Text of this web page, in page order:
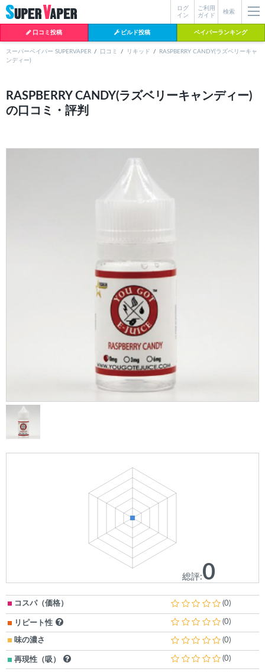
検索
ご利用
ガイド
ログ
イン
口コミ投稿 ビルド投稿 ベイパーランキング
よく検索されているワード
BI-SO（ビソー）
スーパーベイパー SUPERVAPER 口コミ リキッド
RASPBERRY CANDY(ラズベリーキャ
ンディー)
RASPBERRY CANDY(ラズベリーキャンディー)
の口コミ・評判
総評:0
コスパ（価格） (0)
リピート性 (0)
味の濃さ (0)
再現性（吸） (0)
見つからない場合データベースに該当の商品がまだ登録されていない可能
性があります。スーパーベイパー運営にお問い合わせ
いただければ、速や
かに登録対応させていただきます。